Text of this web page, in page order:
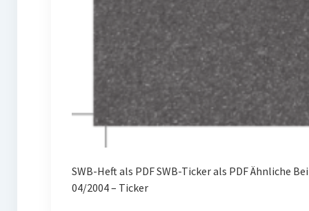
SWB-Heft als PDF SWB-Ticker als PDF Ähnliche
04/2004 – Ticker